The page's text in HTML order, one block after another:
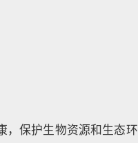
，保护生物资源和生态环